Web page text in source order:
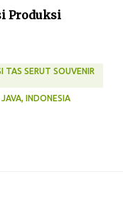
Produksi
TAS SERUT SOUVENIR
INDONESIA